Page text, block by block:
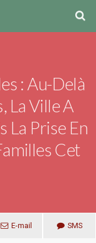
: Au-Delà
La Ville A
La Prise En
Cet
E-mail SMS